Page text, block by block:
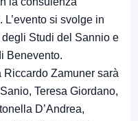
si svolge in
Studi del Sannio e
Benevento.
Riccardo Zamuner sarà
Teresa Giordano,
D’Andrea,